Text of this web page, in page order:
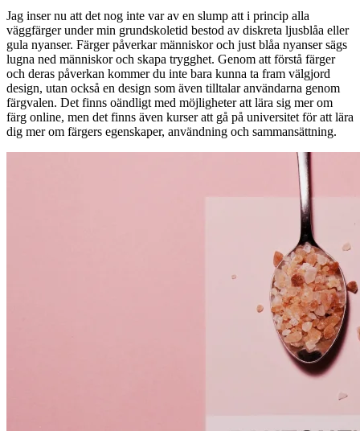
Jag inser nu att det nog inte var av en slump att i princip alla
väggfärger under min grundskoletid bestod av diskreta ljusblåa eller
gula nyanser. Färger påverkar människor och just blåa nyanser sägs
lugna ned människor och skapa trygghet. Genom att förstå färger
och deras påverkan kommer du inte bara kunna ta fram välgjord
design, utan också en design som även tilltalar användarna genom
färgvalen. Det finns oändligt med möjligheter att lära sig mer om
färg online, men det finns även kurser att gå på universitet för att lära
dig mer om färgers egenskaper, användning och sammansättning.